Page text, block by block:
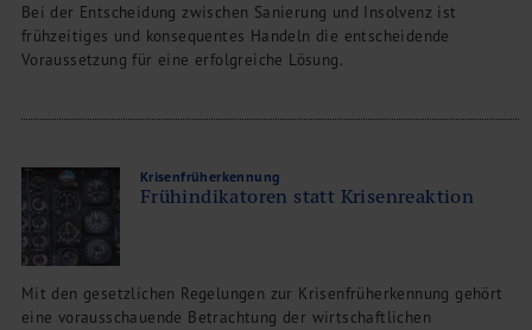
Bei der Entscheidung zwischen Sanierung und Insolvenz ist
frühzeitiges und konsequentes Handeln die entscheidende
Voraussetzung für eine erfolgreiche Lösung.
Krisenfrüherkennung
Frühindikatoren statt Krisenreaktion
Mit den gesetzlichen Regelungen zur Krisenfrüherkennung gehört
eine vorausschauende Betrachtung der wirtschaftlichen